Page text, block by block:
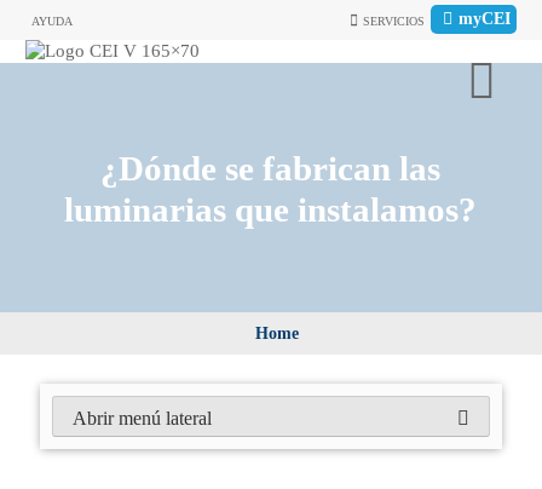
AYUDA myCEI
SERVICIOS
¿Dónde se fabrican las
luminarias que instalamos?
Home
Abrir menú lateral